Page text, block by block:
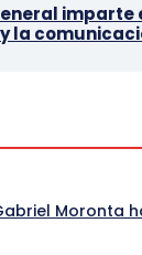
imparte
la
Moronta